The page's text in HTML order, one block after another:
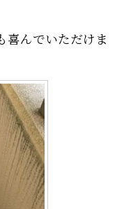
喜んでいただけま